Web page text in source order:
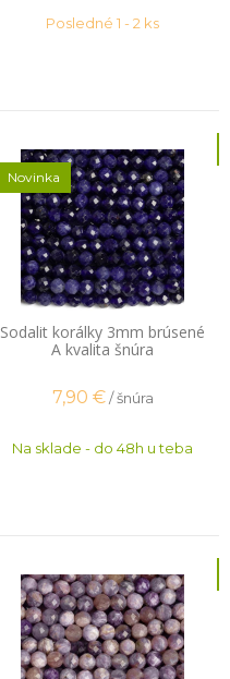
Posledné 1 - 2 ks
Sodalit korálky 3mm brúsené
A kvalita šnúra
Novinka
7,90 € / šnúra
Na sklade - do 48h u teba